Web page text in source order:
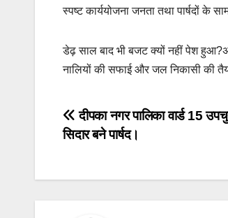
स्पष्ट कार्ययोजना जनता तथा पार्षदों के
डेढ़ साल बाद भी बजट क्यों नहीं पेश
नालियों की सफाई और जल निकासी की
Post
navigation
दीपका नगर पालिका वार्ड 15
सिदार बने पार्षद।